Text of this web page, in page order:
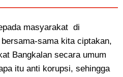
masyarakat di
sama kita ciptakan,
Bangkalan secara umum
itu anti korupsi, sehingga